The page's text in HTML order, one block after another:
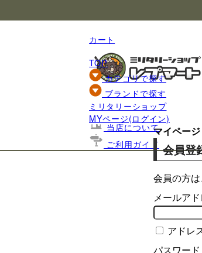
カート
TOP
カテゴリで探す
ブランドで探す
基礎知識
当店について
ご利用ガイド
ミリタリーショップ
MYページ(ログイン)
マイページ
会員登
会員の方
メールアド
アドレ
パスワード